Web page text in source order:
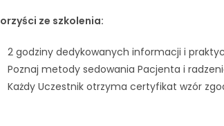
ze szkolenia:
2 godziny dedykowanych informacji i
Poznaj metody sedowania Pacjenta i
Każdy Uczestnik otrzyma certyfikat wzór